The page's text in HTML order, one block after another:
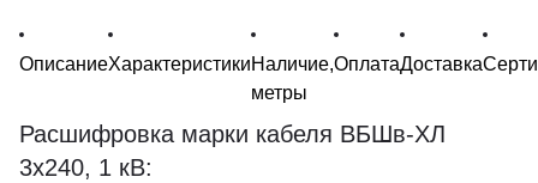
ОписаниеХарактеристикиНаличие,
метры
ОплатаДоставка
Расшифровка марки кабеля ВБШв-ХЛ
3х240, 1 кВ: